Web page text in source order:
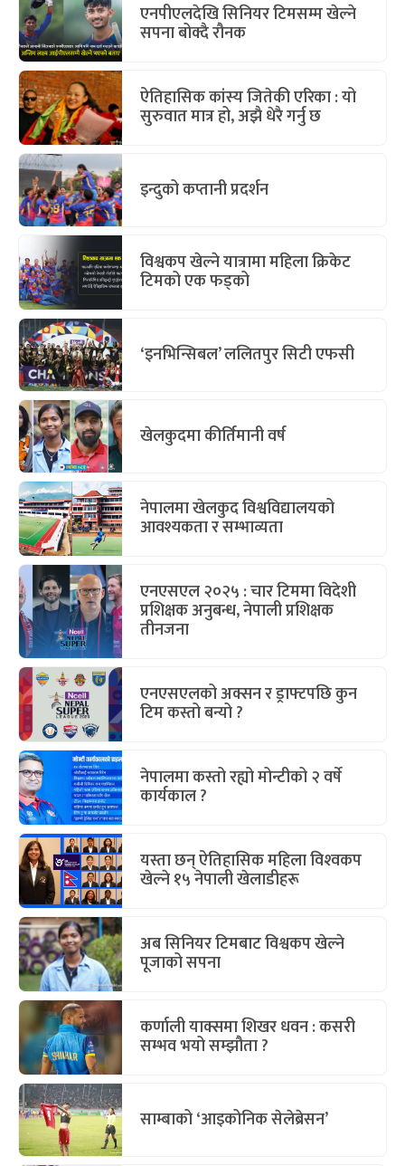
एनपीएलदेखि सिनियर टिमसम्म खेल्ने
सपना बोक्दै रौनक
ऐतिहासिक कांस्य जितेकी एरिका : यो
सुरुवात मात्र हो, अझै धेरै गर्नु छ
इन्दुको कप्तानी प्रदर्शन
विश्वकप खेल्ने यात्रामा महिला क्रिकेट
टिमको एक फड्को
‘इनभिन्सिबल’ ललितपुर सिटी एफसी
खेलकुदमा कीर्तिमानी वर्ष
नेपालमा खेलकुद विश्वविद्यालयको
आवश्यकता र सम्भाव्यता
एनएसएल २०२५ : चार टिममा विदेशी
प्रशिक्षक अनुबन्ध, नेपाली प्रशिक्षक
तीनजना
एनएसएलको अक्सन र ड्राफ्टपछि कुन
टिम कस्तो बन्यो ?
नेपालमा कस्तो रह्यो मोन्टीको २ वर्षे
कार्यकाल ?
यस्ता छन् ऐतिहासिक महिला विश्‍वकप
खेल्ने १५ नेपाली खेलाडीहरू
अब सिनियर टिमबाट विश्वकप खेल्ने
पूजाको सपना
कर्णाली याक्समा शिखर धवन : कसरी
सम्भव भयो सम्झौता ?
साम्बाको ‘आइकोनिक सेलेब्रेसन’